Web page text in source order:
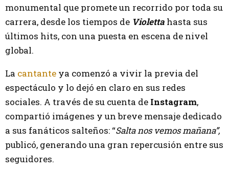
monumental que promete un recorrido por toda su
carrera, desde los tiempos de Violetta hasta sus
últimos hits, con una puesta en escena de nivel
global.
La cantante ya comenzó a vivir la previa del
espectáculo y lo dejó en claro en sus redes
sociales. A través de su cuenta de Instagram,
compartió imágenes y un breve mensaje dedicado
a sus fanáticos salteños: “Salta nos vemos mañana”,
publicó, generando una gran repercusión entre sus
seguidores.